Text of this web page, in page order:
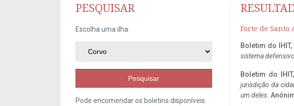
PESQUISAR
Escolha uma ilha:
Pesquisar
Pode encomendar os boletins disponíveis
Forte de Santo
Boletim do IHIT,
sistema
Boletim do
jurisdição da
um deles.